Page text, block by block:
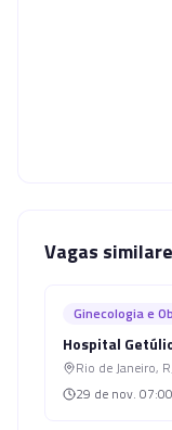
Vagas
Ginecologia e
Hospital
Rio de Janeiro,
29 de nov. 07:00